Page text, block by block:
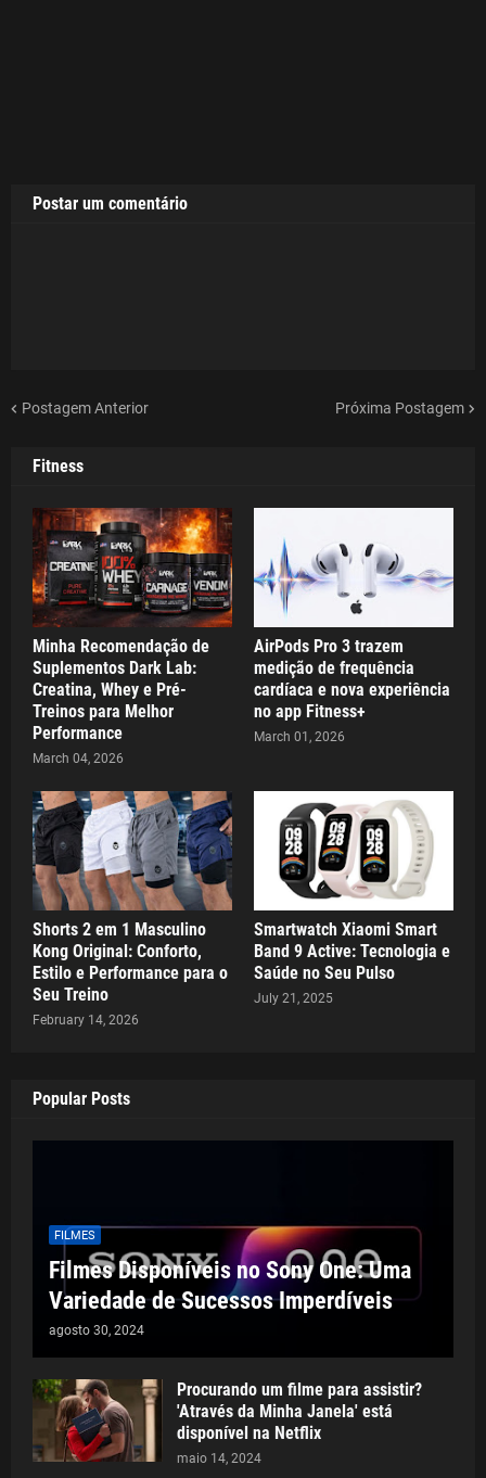
Postar um comentário
Postagem Anterior Próxima Postagem
Fitness
Minha Recomendação de
Suplementos Dark Lab:
Creatina, Whey e Pré-
Treinos para Melhor
Performance
March 04, 2026
AirPods Pro 3 trazem
medição de frequência
cardíaca e nova experiência
no app Fitness+
March 01, 2026
Shorts 2 em 1 Masculino
Kong Original: Conforto,
Estilo e Performance para o
Seu Treino
February 14, 2026
Smartwatch Xiaomi Smart
Band 9 Active: Tecnologia e
Saúde no Seu Pulso
July 21, 2025
Popular Posts
FILMES
Filmes Disponíveis no Sony One: Uma
Variedade de Sucessos Imperdíveis
agosto 30, 2024
Procurando um filme para assistir?
'Através da Minha Janela' está
disponível na Netflix
maio 14, 2024